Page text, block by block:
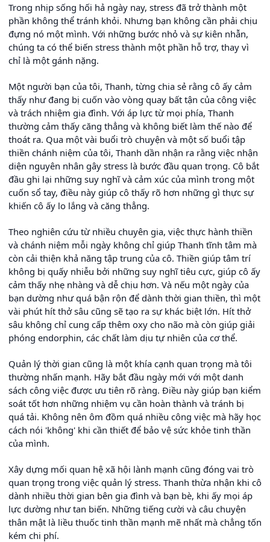
Trong nhịp sống hối hả ngày nay, stress đã trở thành một
phần không thể tránh khỏi. Nhưng bạn không cần phải chịu
đựng nó một mình. Với những bước nhỏ và sự kiên nhẫn,
chúng ta có thể biến stress thành một phần hỗ trợ, thay vì
chỉ là một gánh nặng.
Một người bạn của tôi, Thanh, từng chia sẻ rằng cô ấy cảm
thấy như đang bị cuốn vào vòng quay bất tận của công việc
và trách nhiệm gia đình. Với áp lực từ mọi phía, Thanh
thường cảm thấy căng thẳng và không biết làm thế nào để
thoát ra. Qua một vài buổi trò chuyện và một số buổi tập
thiền chánh niệm của tôi, Thanh dần nhận ra rằng việc nhận
diện nguyên nhân gây stress là bước đầu quan trọng. Cô bắt
đầu ghi lại những suy nghĩ và cảm xúc của mình trong một
cuốn sổ tay, điều này giúp cô thấy rõ hơn những gì thực sự
khiến cô ấy lo lắng và căng thẳng.
Theo nghiên cứu từ nhiều chuyên gia, việc thực hành thiền
và chánh niệm mỗi ngày không chỉ giúp Thanh tĩnh tâm mà
còn cải thiện khả năng tập trung của cô. Thiền giúp tâm trí
không bị quấy nhiễu bởi những suy nghĩ tiêu cực, giúp cô ấy
cảm thấy nhẹ nhàng và dễ chịu hơn. Và nếu một ngày của
bạn dường như quá bận rộn để dành thời gian thiền, thì một
vài phút hít thở sâu cũng sẽ tạo ra sự khác biệt lớn. Hít thở
sâu không chỉ cung cấp thêm oxy cho não mà còn giúp giải
phóng endorphin, các chất làm dịu tự nhiên của cơ thể.
Quản lý thời gian cũng là một khía cạnh quan trọng mà tôi
thường nhấn mạnh. Hãy bắt đầu ngày mới với một danh
sách công việc được ưu tiên rõ ràng. Điều này giúp bạn kiểm
soát tốt hơn những nhiệm vụ cần hoàn thành và tránh bị
quá tải. Không nên ôm đồm quá nhiều công việc mà hãy học
cách nói 'không' khi cần thiết để bảo vệ sức khỏe tinh thần
của mình.
Xây dựng mối quan hệ xã hội lành mạnh cũng đóng vai trò
quan trọng trong việc quản lý stress. Thanh thừa nhận khi cô
dành nhiều thời gian bên gia đình và bạn bè, khi ấy mọi áp
lực dường như tan biến. Những tiếng cười và câu chuyện
thân mật là liều thuốc tinh thần mạnh mẽ nhất mà chẳng tốn
kém chi phí.